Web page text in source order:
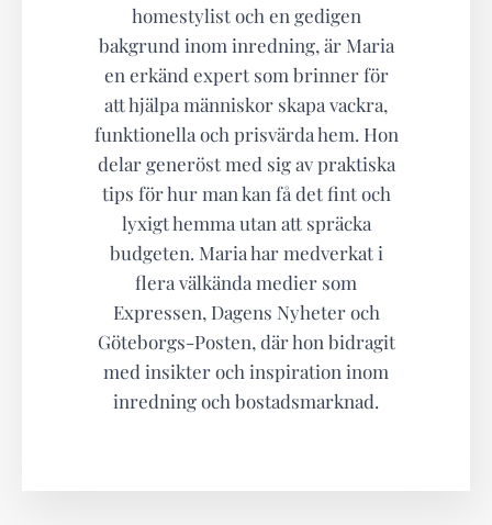
homestylist och en gedigen
bakgrund inom inredning, är Maria
en erkänd expert som brinner för
att hjälpa människor skapa vackra,
funktionella och prisvärda hem. Hon
delar generöst med sig av praktiska
tips för hur man kan få det fint och
lyxigt hemma utan att spräcka
budgeten. Maria har medverkat i
flera välkända medier som
Expressen, Dagens Nyheter och
Göteborgs-Posten, där hon bidragit
med insikter och inspiration inom
inredning och bostadsmarknad.